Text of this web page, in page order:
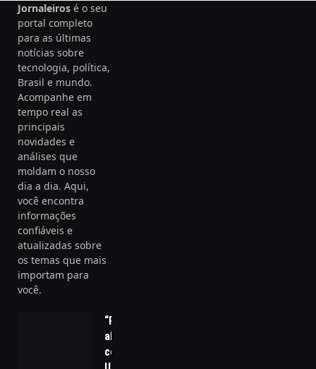
Jornaleiros é o seu
portal completo
para as últimas
notícias sobre
tecnologia, política,
Brasil e mundo.
Acompanhe em
tempo real as
principais
novidades e
análises que
moldam o nosso
dia a dia. Aqui,
você encontra
informações
confiáveis e
atualizadas sobre
os temas que mais
importam para
você.
“PT lança
aliança
com